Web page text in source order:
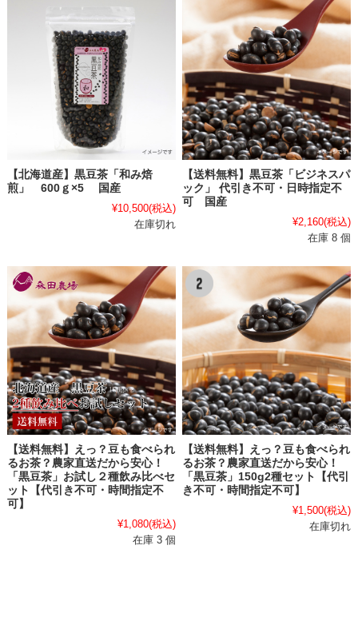
【北海道産】黒豆茶「和み焙
煎」 600ｇ×5 国産
¥10,500(税込)
在庫切れ
【送料無料】黒豆茶「ビジネスパ
ック」 代引き不可・日時指定不
可 国産
¥2,160(税込)
在庫 8 個
【送料無料】えっ？豆も食べられ
るお茶？農家直送だから安心！
「黒豆茶」お試し２種飲み比べセ
ット【代引き不可・時間指定不
可】
¥1,080(税込)
在庫 3 個
【送料無料】えっ？豆も食べられ
るお茶？農家直送だから安心！
「黒豆茶」150g2種セット【代引
き不可・時間指定不可】
¥1,500(税込)
在庫切れ